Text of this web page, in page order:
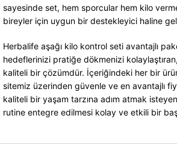
sayesinde set, hem sporcular hem kilo
bireyler için uygun bir destekleyici haline
Herbalife aşağı kilo kontrol seti avantajlı
hedeflerinizi pratiğe dökmenizi
kaliteli bir çözümdür. İçeriğindeki her bir
sitemiz üzerinden güvenle ve en avantajlı
kaliteli bir yaşam tarzına adım atmak
rutine entegre edilmesi kolay ve etkili bir